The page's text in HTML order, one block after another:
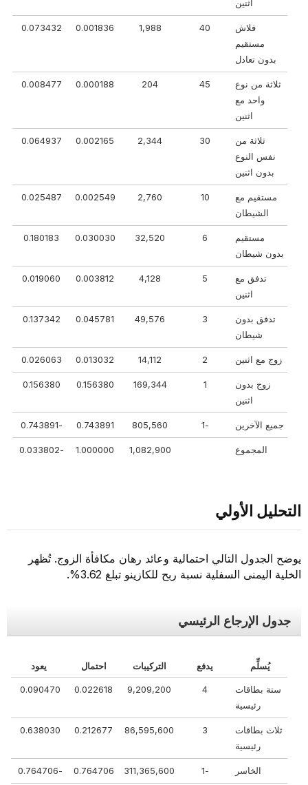
اثنين
فلاش
مستقيم
بدون تعادل
40
1,988
0.001836
0.073432
ثلاثة من نوع
واحد مع
اثنين
45
204
0.000188
0.008477
ثلاثة من
نفس النوع
بدون اثنين
30
2,344
0.002165
0.064937
مستقيم مع
الشيطان
10
2,760
0.002549
0.025487
مستقيم
بدون شيطان
32,520
0.030030
0.180183
تدفق مع
اثنين
4,128
0.003812
0.019060
تدفق بدون
شيطان
49,576
0.045781
0.137342
زوج مع اثنين 14,112
0.013032
0.026063
زوج بدون
اثنين
169,344
0.156380
0.156380
جميع الآخرين 805,560
0.743891
المجموع 1,082,900
1.000000
التحليل الأولي
يوضح الجدول التالي احتمالية وعائد رهان مكافأة الزوج. تُظهر
الخلية اليمنى السفلية نسبة ربح للكازينو تبلغ 3.62%.
جدول الإرجاع الرئيسي
يُسلِّم يدفع التركيبات احتمال يعود
ستة بطاقات
رئيسية
9,209,200
0.022618
0.090470
ثلاث بطاقات
رئيسية
86,595,600
0.212677
0.638030
الخاسر 311,365,600
0.764706